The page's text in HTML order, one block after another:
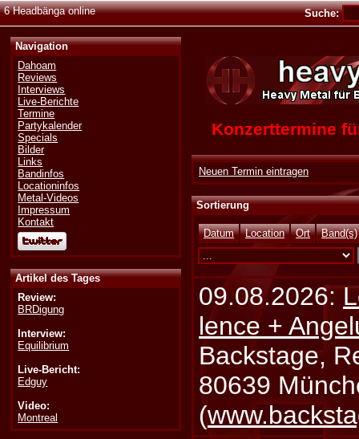
6 Headbänga online Suche:
Navigation
Dahoam
Reviews
Interviews
Live-Berichte
Termine
Partykalender
Specials
Bilder
Links
Bandinfos
Locationinfos
Metal-Videos
Impressum
Kontakt
Artikel des Tages
Review:
BRDigung
Interview:
Equilibrium
Live-Bericht:
Edguy
Video:
Montreal
Konzerttermine
Neuen Termin eintragen
Sortierung
Datum Location Ort Band(s)
09.08.2026:
lence +
Backstage,
80639
(